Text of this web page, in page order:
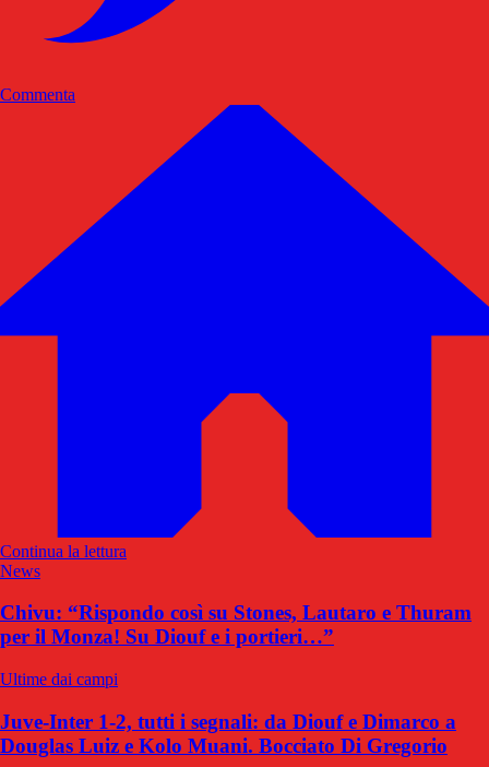
Commenta
Continua la lettura
News
Chivu: “Rispondo così su Stones, Lautaro e Thuram
per il Monza! Su Diouf e i portieri…”
Ultime dai campi
Juve-Inter 1-2, tutti i segnali: da Diouf e Dimarco a
Douglas Luiz e Kolo Muani. Bocciato Di Gregorio